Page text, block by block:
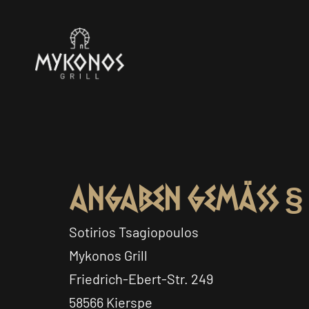
Angaben gemäß §
Sotirios Tsagiopoulos
Mykonos Grill
Friedrich-Ebert-Str. 249
58566 Kierspe